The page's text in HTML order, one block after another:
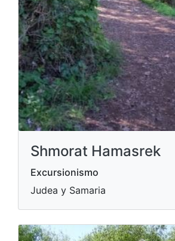
Shmorat Hamasrek
Excursionismo
Judea y Samaria